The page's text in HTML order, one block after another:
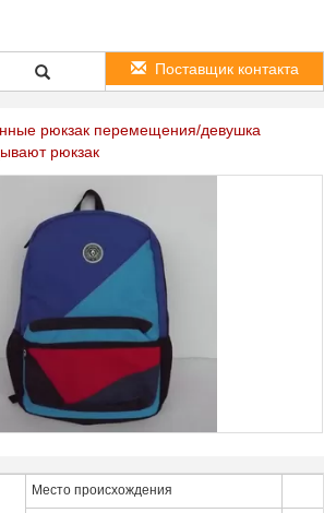
Поставщик контакта
рюкзак перемещения/девушка
рюкзак
Место происхождения